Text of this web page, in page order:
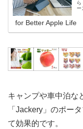
ら
ー
for Better Apple Life
キャンプや車中泊な
「Jackery」のポー
て効果的です。